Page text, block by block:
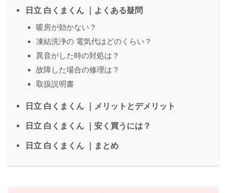
日立 白くまくん ｜よくある疑問
暖房が効かない？
凍結洗浄の 電気代はどのくらい？
異音がした時の対処は？
故障した場合の修理は？
取扱説明書
日立 白くまくん ｜メリットとデメリット
日立 白くまくん ｜安く買うには？
日立 白くまくん ｜まとめ